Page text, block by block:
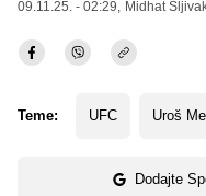
09.11.25. - 02:29, Midhat
Teme: UFC Uroš
Dodajte